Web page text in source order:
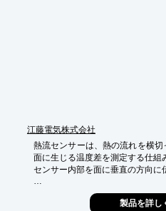
江藤電気株式会社
熱流センサーは、熱の流れを横
面に生じる温度差を測定する仕組
センサー内部を面に垂直の方向に
汎用熱流センサーシリーズでは
るために薄いプラスチック板の
製品を詳し